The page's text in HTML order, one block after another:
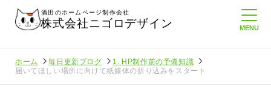
酒田のホームページ制作会社
株式会社ニゴロデザイン
ホーム 毎日更新ブログ
1. HP制作前の予備知識
届いてほしい場所に向けて紙媒体の折り込みをスタート